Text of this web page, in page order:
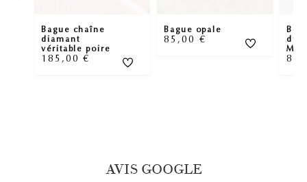
Bague chaîne
diamant
véritable poire
185,00€
Bague opale
85,00 €
AVIS GOOGLE